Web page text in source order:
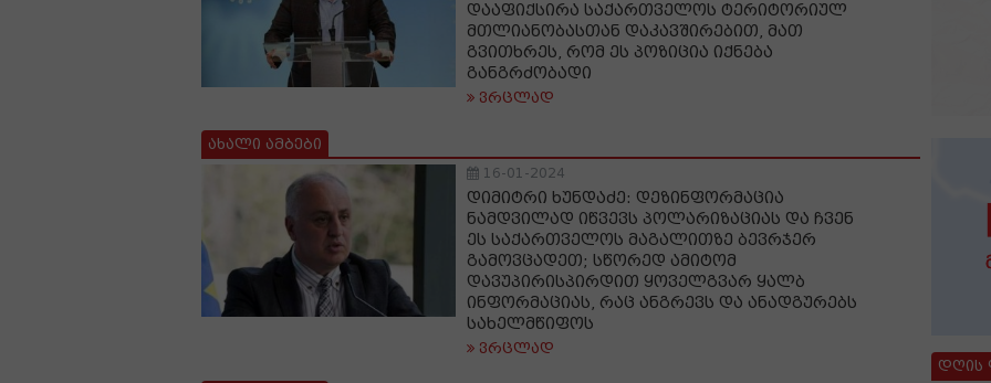
დააფიქსირა საქართველოს ტერიტორიულ
მთლიანობასთან დაკავშირებით, მათ
გვითხრეს, რომ ეს პოზიცია იქნება
განგრძობადი
ვრცლად
ახალი ამბები
16-01-2024
დიმიტრი ხუნდაძე: დეზინფორმაცია
ნამდვილად იწვევს პოლარიზაციას და ჩვენ
ეს საქართველოს მაგალითზე ბევრჯერ
გამოვცადეთ; სწორედ ამიტომ
დავუპირისპირდით ყოველგვარ ყალბ
ინფორმაციას, რაც ანგრევს და ანადგურებს
სახელმწიფოს
ვრცლად
დღის